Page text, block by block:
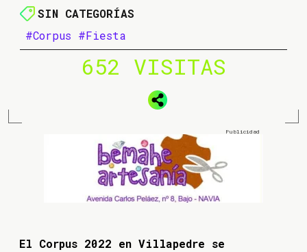
SIN CATEGORÍAS
#Corpus #Fiesta
652 VISITAS
El Corpus 2022 en Villapedre se